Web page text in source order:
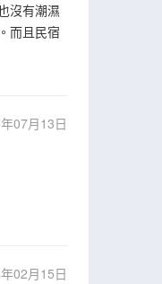
沒有潮濕
而且民宿
07月13日
02月15日